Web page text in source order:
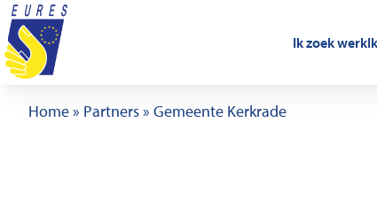
Ga naar de inhoud
Ik zoek werk
Home» Partners» Gemeente Kerkrade